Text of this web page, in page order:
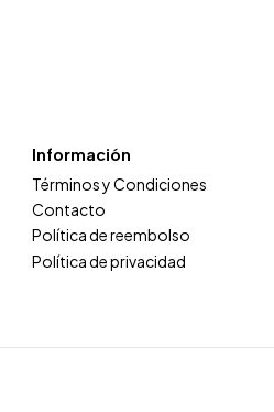
Información
Términos y Condiciones
Contacto
Política de reembolso
Política de privacidad